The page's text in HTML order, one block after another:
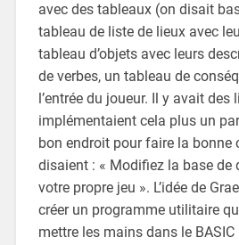
avec des tableaux (on disait
tableau de liste de lieux avec
tableau d’objets avec leurs
de verbes, un tableau de
l’entrée du joueur. Il y avait des
implémentaient cela plus un
bon endroit pour faire la bonne
disaient : « Modifiez la base de
votre propre jeu ». L’idée de
créer un programme utilitaire
mettre les mains dans le